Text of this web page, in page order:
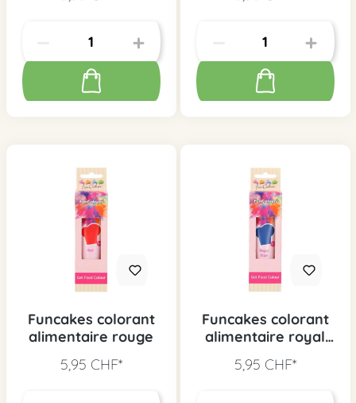
Funcakes colorant
alimentaire rouge
5,95 CHF*
Funcakes colorant
alimentaire royal
5,95 CHF*